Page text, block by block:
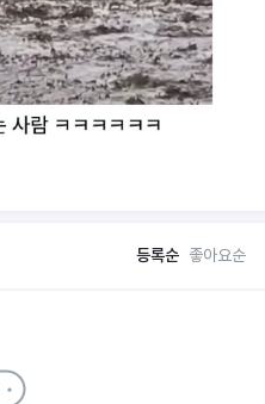
등록순 좋아요순